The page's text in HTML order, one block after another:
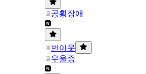
공황장애
번아웃
우울증